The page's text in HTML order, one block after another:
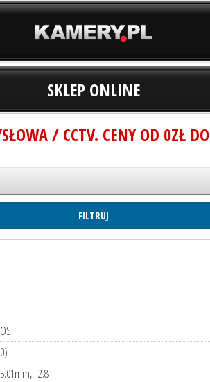
SKLEP ONLINE
/ CCTV. CENY OD 0ZŁ
F2.8